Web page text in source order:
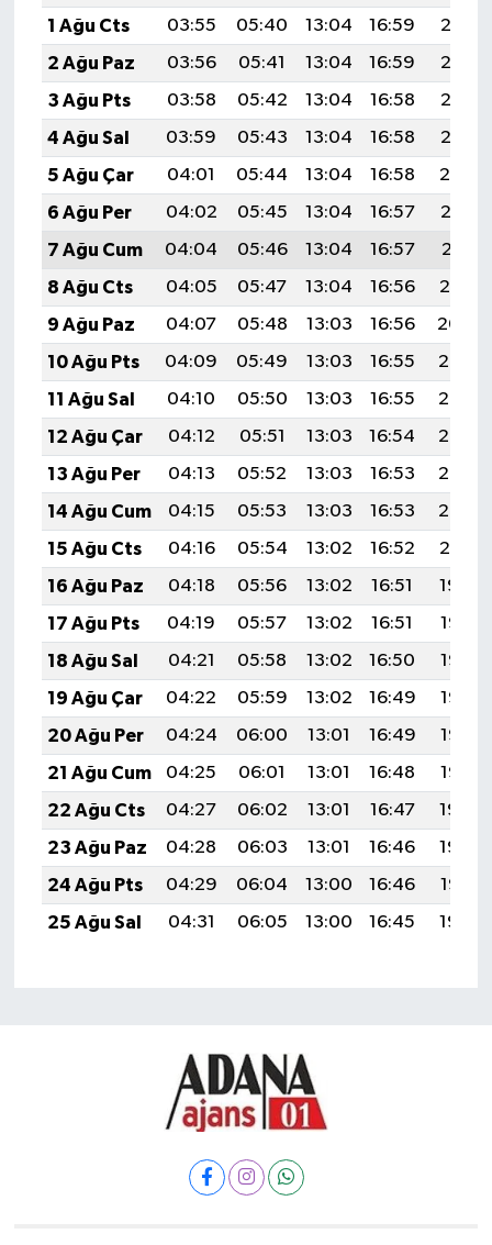
1 Ağu Cts
03:55 05:40 13:04 16:59
20:18
2 Ağu Paz
03:56 05:41 13:04 16:59
20:17
3 Ağu Pts
03:58 05:42 13:04 16:58
20:16
4 Ağu Sal
03:59 05:43 13:04 16:58
20:15
5 Ağu Çar
04:01 05:44 13:04 16:58
20:14
6 Ağu Per
04:02 05:45 13:04 16:57
20:12
7 Ağu Cum
04:04 05:46 13:04 16:57
20:11
8 Ağu Cts
04:05 05:47 13:04 16:56
20:10
9 Ağu Paz
04:07 05:48 13:03 16:56
20:09
10 Ağu Pts
04:09 05:49 13:03 16:55
20:07
11 Ağu Sal
04:10 05:50 13:03 16:55
20:06
12 Ağu Çar
04:12 05:51 13:03 16:54
20:05
13 Ağu Per
04:13 05:52 13:03 16:53
20:03
14 Ağu Cum
04:15 05:53 13:03 16:53
20:02
15 Ağu Cts
04:16 05:54 13:02 16:52
20:01
16 Ağu Paz
04:18 05:56 13:02 16:51
19:59
17 Ağu Pts
04:19 05:57 13:02 16:51
19:58
18 Ağu Sal
04:21 05:58 13:02 16:50
19:56
19 Ağu Çar
04:22 05:59 13:02 16:49
19:55
20 Ağu Per
04:24 06:00 13:01 16:49
19:53
21 Ağu Cum
04:25 06:01 13:01 16:48
19:52
22 Ağu Cts
04:27 06:02 13:01 16:47
19:50
23 Ağu Paz
04:28 06:03 13:01 16:46
19:49
24 Ağu Pts
04:29 06:04 13:00 16:46
19:47
25 Ağu Sal
04:31 06:05 13:00 16:45 19:46